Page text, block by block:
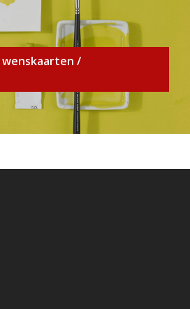
wenskaarten /